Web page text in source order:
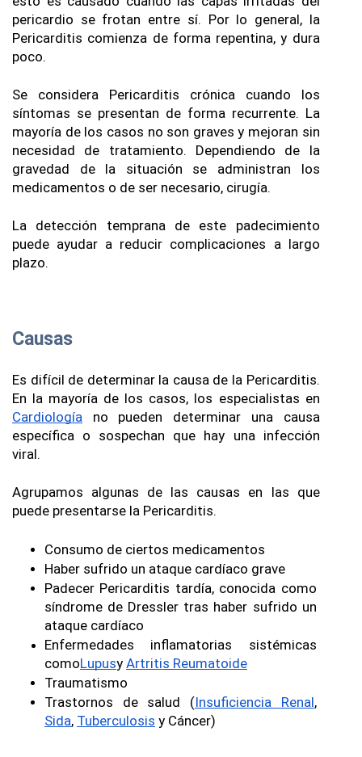
pericardio se frotan entre sí. Por lo general, la
Pericarditis comienza de forma repentina, y dura
poco.
Se considera Pericarditis crónica cuando los
síntomas se presentan de forma recurrente. La
mayoría de los casos no son graves y mejoran sin
necesidad de tratamiento. Dependiendo de la
gravedad de la situación se administran los
medicamentos o de ser necesario, cirugía.
La detección temprana de este padecimiento
puede ayudar a reducir complicaciones a largo
plazo.
Causas
Es difícil de determinar la causa de la Pericarditis.
Cardiología no pueden determinar una causa
específica o sospechan que hay una infección
viral.
Agrupamos algunas de las causas en las que
puede presentarse la Pericarditis.
Consumo de ciertos medicamentos
Haber sufrido un ataque cardíaco grave
Padecer Pericarditis tardía, conocida como
síndrome de Dressler tras haber sufrido un
ataque cardíaco
Enfermedades inflamatorias sistémicas
comoLupusy Artritis Reumatoide
Traumatismo
Trastornos de salud (Insuficiencia Renal,
Sida, Tuberculosis y Cáncer)